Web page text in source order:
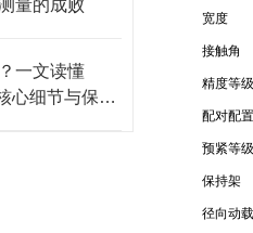
量的成败
一文读懂
心细节与保养
宽度
接触角
精度等
配对配
预紧等
保持架
径向动